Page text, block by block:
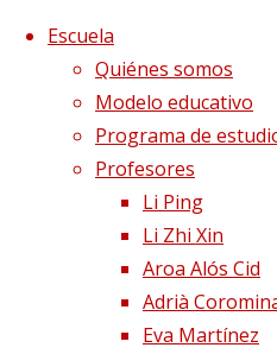
Saltar al contenido
Escuela
Quiénes somos
Modelo educativo
Programa de
Profesores
Li Ping
Li Zhi Xin
Aroa Alós Cid
Adrià
Eva Martínez